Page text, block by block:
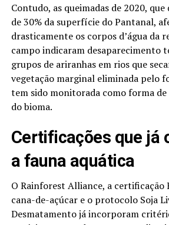
Contudo, as queimadas de 2020,
de 30% da superfície do Pantanal,
drasticamente os corpos d’água da
campo indicaram desaparecimento
grupos de ariranhas em rios que
vegetação marginal eliminada pelo
tem sido monitorada como forma
do bioma.
Certificações que já
a fauna aquática
O Rainforest Alliance, a certificação
cana-de-açúcar e o protocolo Soja
Desmatamento já incorporam